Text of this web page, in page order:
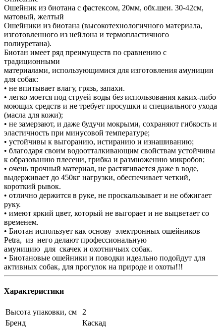
Ошейник из биотана с фастексом, 20мм, обх.шеи. 30-42см,
матовый, желтый
Ошейники из биотана (высокотехнологичного материала,
изготовленного из нейлона и термопластичного
полиуретана).
Биотан имеет ряд преимуществ по сравнению с
традиционными
материалами, использующимися для изготовления амуниции
для собак:
• не впитывает влагу, грязь, запахи.
• легко моется под струей воды без использования каких-либо
моющих средств и не требует просушки и специального ухода
(масла для кожи);
• не замерзают, и даже будучи мокрыми, сохраняют гибкость и
эластичность при минусовой температуре;
• устойчивы к выгоранию, истиранию и изнашиванию;
• благодаря своим водоотталкивающим свойствам устойчивы
к образованию плесени, грибка и размножению микробов;
• очень прочный материал, не растягивается даже в воде,
выдерживает до 450кг нагрузки, обеспечивает четкий,
короткий рывок.
• отлично держится в руке, не проскальзывает и не обжигает
руку.
• имеют яркий цвет, который не выгорает и не выцветает со
временем.
• Биотан использует как основу электронных ошейников
Petra, из него делают профессиональную
амуницию для скачек и охотничьих собак.
• Биотановые ошейники и поводки идеально подойдут для
активных собак, для прогулок на природе и охоты!!!
Характеристики
Высота упаковки, см
2
Бренд
Каскад